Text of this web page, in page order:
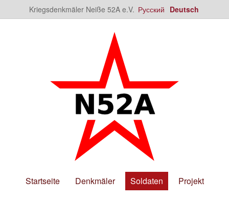
Kriegsdenkmäler Neiße 52A e.V. Русский Deutsch
Startseite Denkmäler Soldaten Projekt